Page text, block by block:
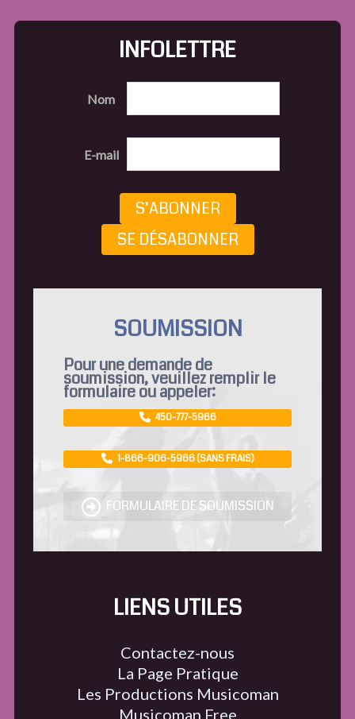
INFOLETTRE
Nom
E-mail
S’ABONNER
SE DÉSABONNER
SOUMISSION
Pour une demande de
soumission, veuillez remplir le
formulaire ou appeler:
450-777-5966
1-866-906-5966 (SANS FRAIS)
FORMULAIRE DE SOUMISSION
LIENS UTILES
Contactez-nous
La Page Pratique
Les Productions Musicoman
Musicoman Free